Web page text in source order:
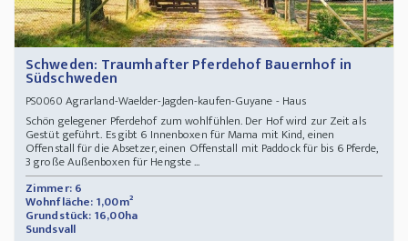
Schweden: Traumhafter Pferdehof Bauernhof in
Südschweden
PS0060 Agrarland-Waelder-Jagden-kaufen-Guyane - Haus
Schön gelegener Pferdehof zum wohlfühlen. Der Hof wird zur Zeit als
Gestüt geführt. Es gibt 6 Innenboxen für Mama mit Kind, einen
Offenstall für die Absetzer, einen Offenstall mit Paddock für bis 6 Pferde,
3 große Außenboxen für Hengste ...
Zimmer: 6
Wohnfläche: 1,00m²
Grundstück: 16,00ha
Sundsvall